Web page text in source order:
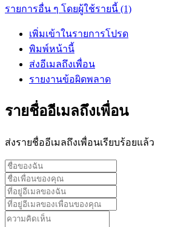
รายการอื่น ๆ โดยผู้ใช้รายนี้ (1)
เพิ่มเข้าในรายการโปรด
พิมพ์หน้านี้
ส่งอีเมลถึงเพื่อน
รายงานข้อผิดพลาด
รายชื่ออีเมลถึงเพื่อน
ส่งรายชื่ออีเมลถึงเพื่อนเรียบร้อยแล้ว